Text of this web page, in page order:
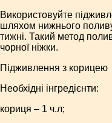
Використовуйте
шляхом нижнього
тижні. Такий метод
чорної ніжки.
Підживлення з корицею
Необхідні інгредієнти:
кориця – 1 ч.л;